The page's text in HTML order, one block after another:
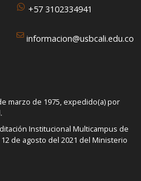
+57 3102334941
informacion@usbcali.edu.co
marzo de 1975, expedido(a) por
Institucional Multicampus de
de agosto del 2021 del Ministerio